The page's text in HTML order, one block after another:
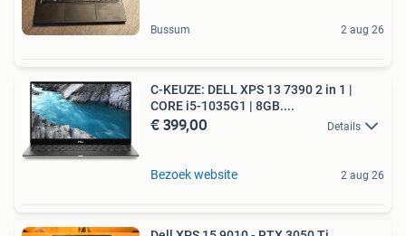
Bussum 2 aug 26
C-KEUZE: DELL XPS 13 7390 2 in 1 |
CORE i5-1035G1 | 8GB....
€ 399,00 Details
Bezoek website 2 aug 26